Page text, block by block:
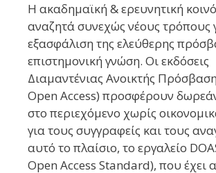
Η ακαδημαϊκή & ερευνητική
αναζητά συνεχώς νέους τρόπους
εξασφάλιση της ελεύθερης
επιστημονική γνώση. Οι εκδόσεις
Διαμαντένιας Ανοικτής
Open Access) προσφέρουν
στο περιεχόμενο χωρίς
για τους συγγραφείς και τους
αυτό το πλαίσιο, το εργαλείο
Open Access Standard), που έχει